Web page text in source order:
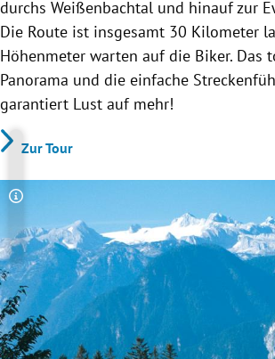
durchs Weißenbachtal und hinauf zur
Die Route ist insgesamt 30 Kilometer
Höhenmeter warten auf die Biker. Das
Panorama und die einfache
garantiert Lust auf mehr!
Zur Tour
Copyright-Hinweis öffnen/schließen